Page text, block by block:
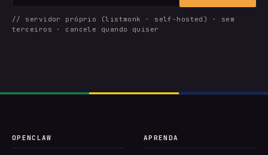
// servidor próprio (listmonk · self-hosted) · sem
terceiros · cancele quando quiser
OPENCLAW APRENDA